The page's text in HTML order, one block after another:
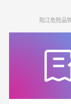
阳江危险品